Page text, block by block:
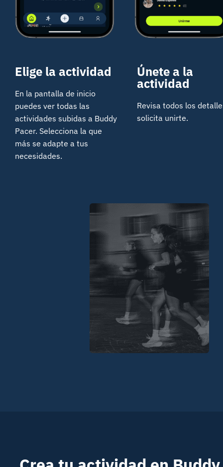
Elige la actividad
En la pantalla de inicio
puedes ver todas las
actividades subidas a Buddy
Pacer. Selecciona la que
más se adapte a tus
necesidades.
Únete a la
actividad
Revisa todos los
solicita unirte.